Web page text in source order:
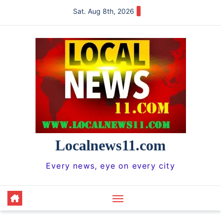
Sat. Aug 8th, 2026
Localnews11.com
Every news, eye on every city